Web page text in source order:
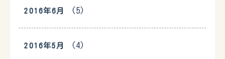
2016年6月 (5)
2016年5月 (4)